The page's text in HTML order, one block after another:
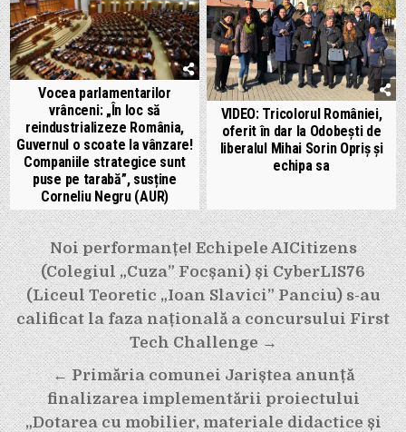
Vocea parlamentarilor
vrânceni: „În loc să
reindustrializeze România,
Guvernul o scoate la vânzare!
Companiile strategice sunt
puse pe tarabă”, susține
Corneliu Negru (AUR)
VIDEO: Tricolorul României,
oferit în dar la Odobești de
liberalul Mihai Sorin Opriș și
echipa sa
Navigare
în
articole
Noi performanțe! Echipele AICitizens
(Colegiul „Cuza” Focșani) și CyberLIS76
(Liceul Teoretic „Ioan Slavici” Panciu) s-au
calificat la faza națională a concursului First
Tech Challenge →
← Primăria comunei Jariștea anunță
finalizarea implementării proiectului
„Dotarea cu mobilier, materiale didactice și